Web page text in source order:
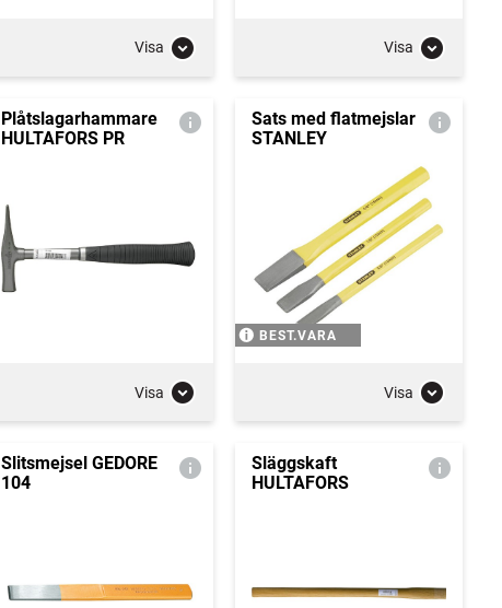
Visa Visa
Plåtslagarhammare
HULTAFORS PR
Visa
Sats med flatmejslar
STANLEY
BEST.VARA
Visa
Slitsmejsel GEDORE
104
Släggskaft
HULTAFORS